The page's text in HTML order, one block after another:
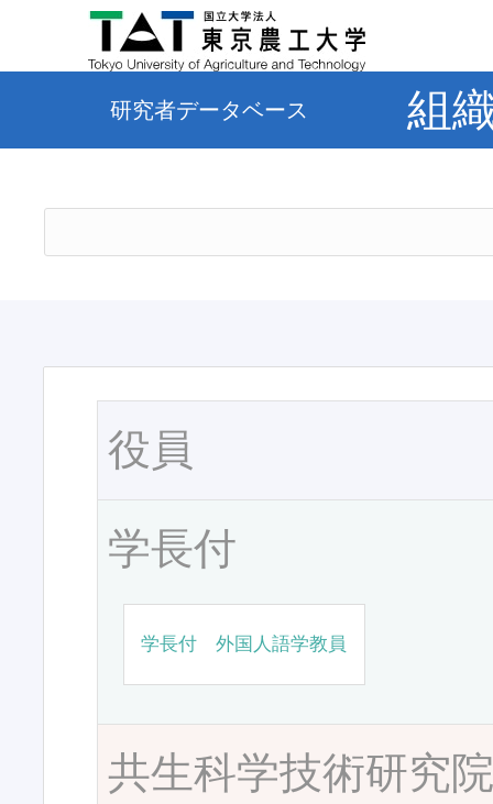
研究者データベース 組
役員
学長付
学長付 外国人語学教員
共生科学技術研究